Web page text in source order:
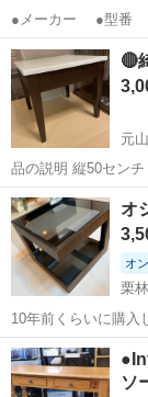
●メーカー ●型番 ●
ンプルでスタイリッ
ルフレームと明るい
香川 高松市
🔴
元
品の説明 縦50セン
とんど未使用
香川 高松市
オ
オ
栗
10年前くらいに購入
レなサイドデスクで
せていただきます。
香川 高松市
ソ